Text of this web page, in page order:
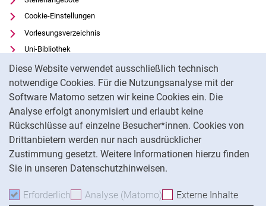
Diese Website verwendet ausschließlich technisch
notwendige Cookies. Für die Nutzungsanalyse mit der
Software Matomo setzen wir keine Cookies ein. Die
Analyse erfolgt anonymisiert und erlaubt keine
Rückschlüsse auf einzelne Besucher*innen. Cookies von
Drittanbietern werden nur nach ausdrücklicher
Zustimmung gesetzt. Weitere Informationen hierzu finden
Sie in unseren Datenschutzhinweisen.
Erforderlich Erforderliche Cookies akzeptieren
Analyse (Matomo) Analyse-Cookies
Externe Inhalte
Cookie-Einstellungen
Vorlesungsverzeichnis
Uni-Bibliothek
Moodle
Panopto
Datenschutz
Barrierefreiheit
Transparenter KI-Einsatz